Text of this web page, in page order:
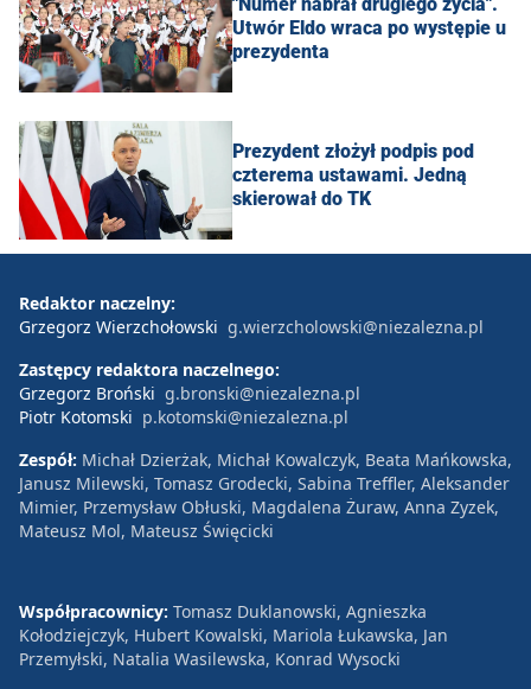
Utwór Eldo wraca po występie u
prezydenta
Prezydent złożył podpis pod
czterema ustawami. Jedną
skierował do TK
Redaktor naczelny:
Grzegorz Wierzchołowski g.wierzcholowski@niezalezna.pl
Zastępcy redaktora naczelnego:
Grzegorz Broński g.bronski@niezalezna.pl
Piotr Kotomski p.kotomski@niezalezna.pl
Zespół: Michał Dzierżak, Michał Kowalczyk, Beata Mańkowska,
Janusz Milewski, Tomasz Grodecki, Sabina Treffler, Aleksander
Mimier, Przemysław Obłuski, Magdalena Żuraw, Anna Zyzek,
Mateusz Mol, Mateusz Święcicki
Współpracownicy: Tomasz Duklanowski, Agnieszka
Kołodziejczyk, Hubert Kowalski, Mariola Łukawska, Jan
Przemyłski, Natalia Wasilewska, Konrad Wysocki